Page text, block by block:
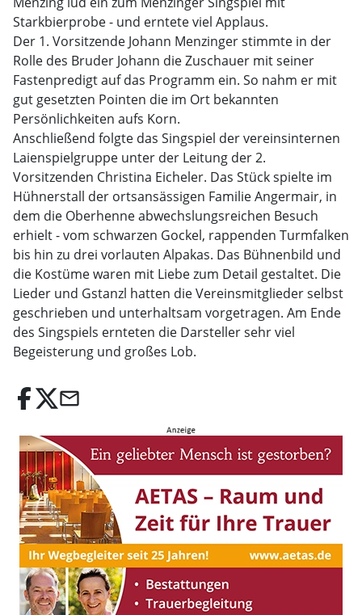
Starkbierprobe - und erntete viel Applaus.
Der 1. Vorsitzende Johann Menzinger stimmte in der
Rolle des Bruder Johann die Zuschauer mit seiner
Fastenpredigt auf das Programm ein. So nahm er mit
gut gesetzten Pointen die im Ort bekannten
Persönlichkeiten aufs Korn.
Anschließend folgte das Singspiel der vereinsinternen
Laienspielgruppe unter der Leitung der 2.
Vorsitzenden Christina Eicheler. Das Stück spielte im
Hühnerstall der ortsansässigen Familie Angermair, in
dem die Oberhenne abwechslungsreichen Besuch
erhielt - vom schwarzen Gockel, rappenden Turmfalken
bis hin zu drei vorlauten Alpakas. Das Bühnenbild und
die Kostüme waren mit Liebe zum Detail gestaltet. Die
Lieder und Gstanzl hatten die Vereinsmitglieder selbst
geschrieben und unterhaltsam vorgetragen. Am Ende
des Singspiels ernteten die Darsteller sehr viel
Begeisterung und großes Lob.
email